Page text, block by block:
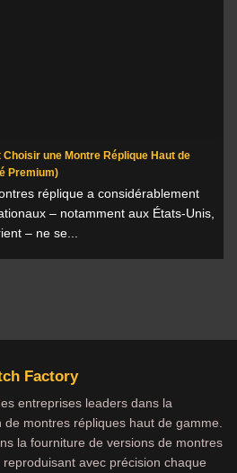
une Montre Réplique Haut de
Premium)
réplique a considérablement
– notamment aux États-Unis,
– ne se...
Factory
entreprises leaders dans la
montres répliques haut de gamme.
la fourniture de versions de montres
avec précision chaque